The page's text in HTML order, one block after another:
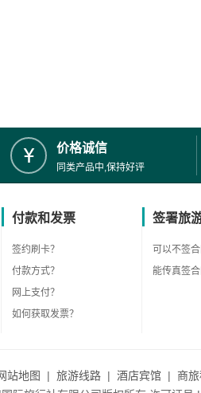
价格诚信
同类产品中,保持好评
付款和发票
签约刷卡？
付款方式？
网上支付？
如何获取发票？
签署旅
可以不签合
能传真签合
站地图 | 旅游线路 | 酒店宾馆 | 商